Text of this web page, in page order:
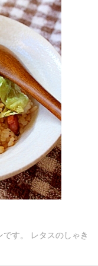
野菜にも！ハン
ハンバーガー用